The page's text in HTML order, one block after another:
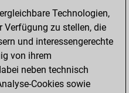
Technologien,
zu stellen, die
und interessengerechte
von ihrem
neben technisch
Cookies sowie